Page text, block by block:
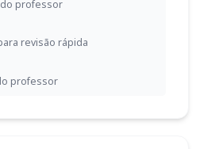
do professor
revisão rápida
professor